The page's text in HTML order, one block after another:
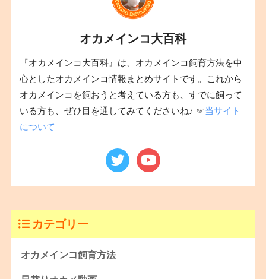
オカメインコ大百科
『オカメインコ大百科』は、オカメインコ飼育方法を中
心としたオカメインコ情報まとめサイトです。これから
オカメインコを飼おうと考えている方も、すでに飼って
いる方も、ぜひ目を通してみてくださいね♪ ☞当サイト
について
カテゴリー
オカメインコ飼育方法